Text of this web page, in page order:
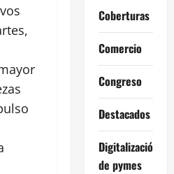
Coberturas
Comercio
Congreso
Destacados
Digitalización
de pymes